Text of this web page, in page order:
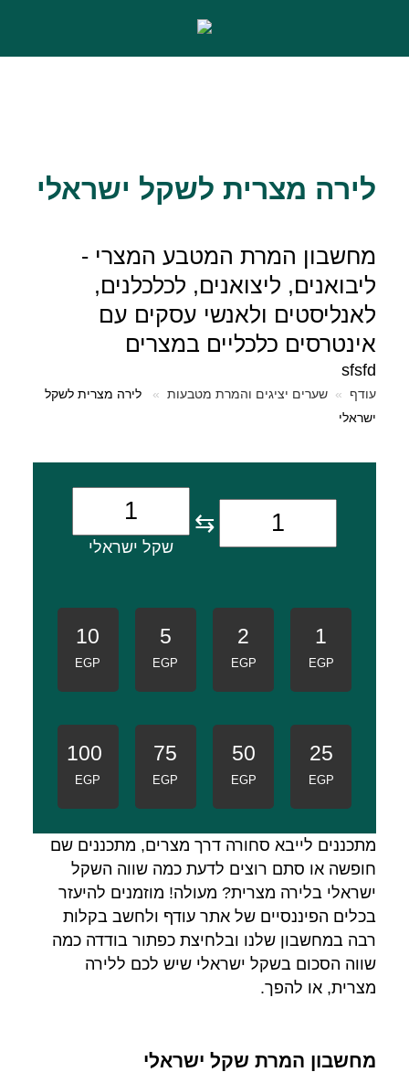
לירה מצרית לשקל ישראלי
מחשבון המרת המטבע המצרי -
ליבואנים, ליצואנים, לכלכלנים,
לאנליסטים ולאנשי עסקים עם
אינטרסים כלכליים במצרים
sfsfd
עודף שערים יציגים והמרת מטבעות
לירה מצרית לשקל
ישראלי
⇆
שקל ישראלי
1
EGP
2
EGP
5
EGP
10
EGP
25
EGP
50
EGP
75
EGP
100
EGP
מתכננים לייבא סחורה דרך מצרים, מתכננים שם
חופשה או סתם רוצים לדעת כמה שווה השקל
ישראלי בלירה מצרית? מעולה! מוזמנים להיעזר
בכלים הפיננסיים של אתר עודף ולחשב בקלות
רבה במחשבון שלנו ובלחיצת כפתור בודדה כמה
שווה הסכום בשקל ישראלי שיש לכם ללירה
מצרית, או להפך.
מחשבון המרת שקל ישראלי